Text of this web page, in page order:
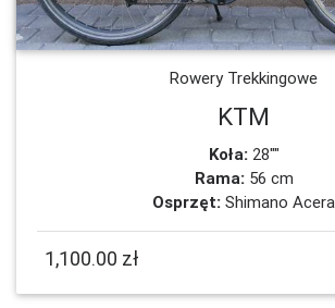
Rowery Trekkingowe
KTM
Koła: 28""
Rama: 56 cm
Osprzęt: Shimano Acera
1,100.00 zł